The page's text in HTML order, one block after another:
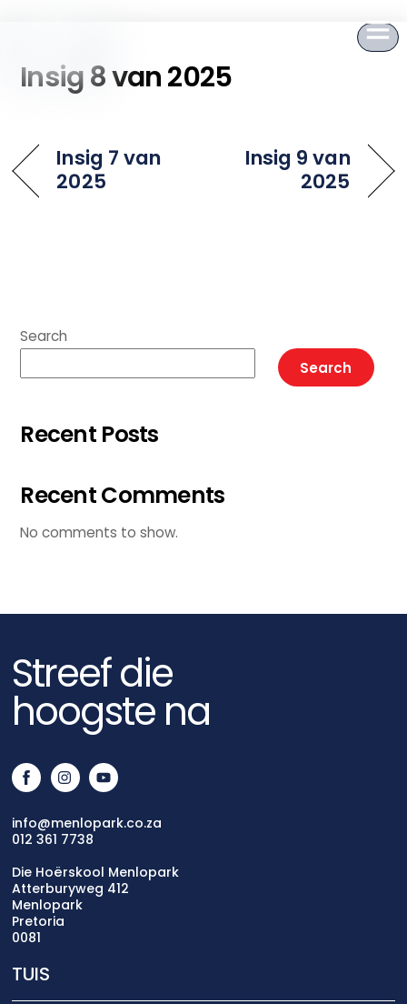
Insig 8 van 2025
Insig 7 van
2025
Insig 9 van
2025
Search
Search
Recent Posts
Recent Comments
No comments to show.
Streef die
hoogste na
info@menlopark.co.za
012 361 7738
Die Hoërskool Menlopark
Atterburyweg 412
Menlopark
Pretoria
0081
TUIS